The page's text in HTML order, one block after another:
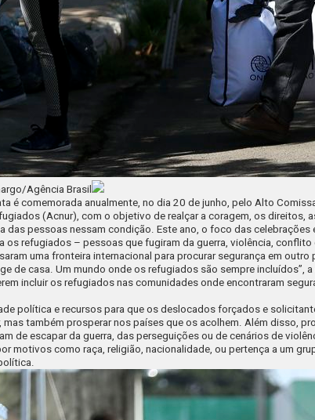
Agência Brasil
é comemorada anualmente, no dia 20 de junho, pelo Alto
(Acnur), com o objetivo de realçar a coragem, os direitos,
das pessoas nessam condição. Este ano, o foco das celebrações
os refugiados – pessoas que fugiram da guerra, violência, conflito
uma fronteira internacional para procurar segurança em outro
de casa. Um mundo onde os refugiados são sempre incluídos”,
incluir os refugiados nas comunidades onde encontraram
política e recursos para que os deslocados forçados e
também prosperar nos países que os acolhem. Além disso,
de escapar da guerra, das perseguições ou de cenários de
motivos como raça, religião, nacionalidade, ou pertença a um